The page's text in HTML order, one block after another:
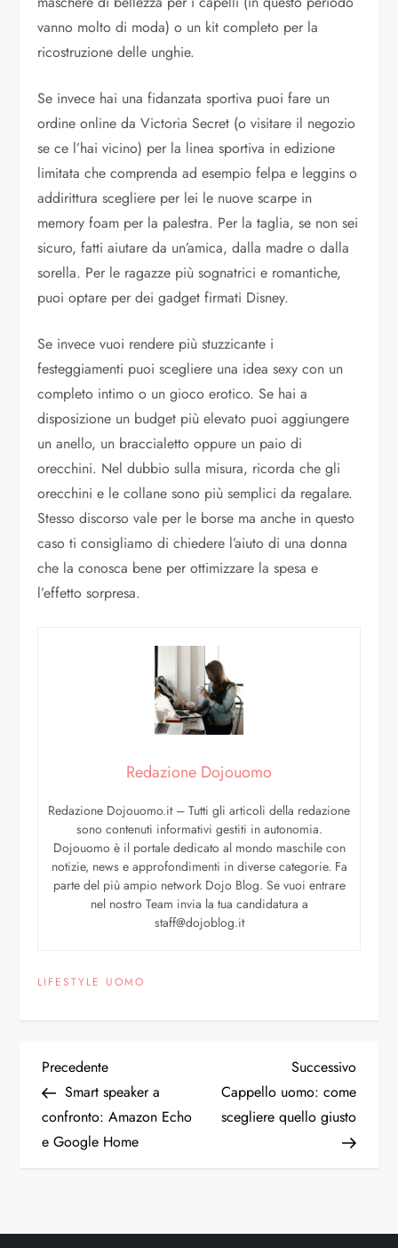
vanno molto di moda) o un kit completo per la
ricostruzione delle unghie.
Se invece hai una fidanzata sportiva puoi fare un
ordine online da Victoria Secret (o visitare il negozio
se ce l’hai vicino) per la linea sportiva in edizione
limitata che comprenda ad esempio felpa e leggins o
addirittura scegliere per lei le nuove scarpe in
memory foam per la palestra. Per la taglia, se non sei
sicuro, fatti aiutare da un’amica, dalla madre o dalla
sorella. Per le ragazze più sognatrici e romantiche,
puoi optare per dei gadget firmati Disney.
Se invece vuoi rendere più stuzzicante i
festeggiamenti puoi scegliere una idea sexy con un
completo intimo o un gioco erotico. Se hai a
disposizione un budget più elevato puoi aggiungere
un anello, un braccialetto oppure un paio di
orecchini. Nel dubbio sulla misura, ricorda che gli
orecchini e le collane sono più semplici da regalare.
Stesso discorso vale per le borse ma anche in questo
caso ti consigliamo di chiedere l’aiuto di una donna
che la conosca bene per ottimizzare la spesa e
l’effetto sorpresa.
Redazione Dojouomo
Redazione Dojouomo.it – Tutti gli articoli della redazione
sono contenuti informativi gestiti in autonomia.
Dojouomo è il portale dedicato al mondo maschile con
notizie, news e approfondimenti in diverse categorie. Fa
parte del più ampio network Dojo Blog. Se vuoi entrare
nel nostro Team invia la tua candidatura a
staff@dojoblog.it
LIFESTYLE UOMO
Precedente
Smart speaker a
confronto: Amazon Echo
e Google Home
Successivo
Cappello uomo: come
scegliere quello giusto